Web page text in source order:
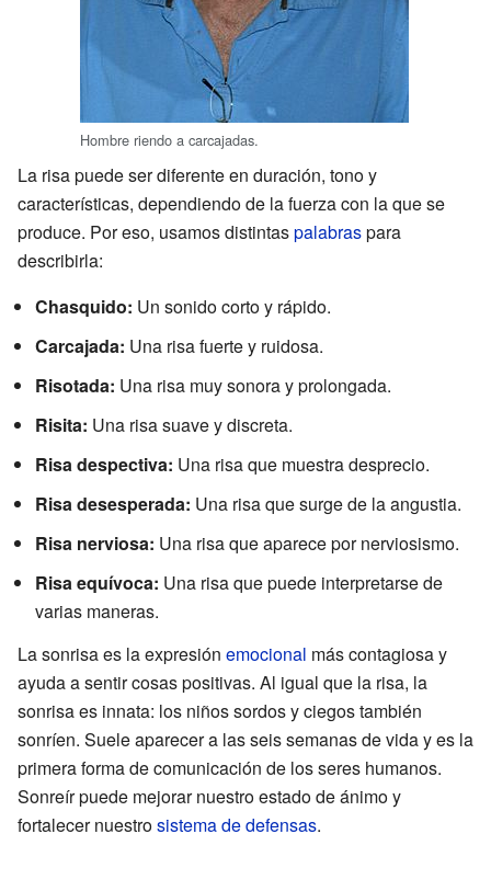
Hombre riendo a carcajadas.
La risa puede ser diferente en duración, tono y
características, dependiendo de la fuerza con la que se
produce. Por eso, usamos distintaspalabraspara
describirla:
Chasquido: Un sonido corto y rápido.
Carcajada: Una risa fuerte y ruidosa.
Risotada: Una risa muy sonora y prolongada.
Risita: Una risa suave y discreta.
Risa despectiva: Una risa que muestra desprecio.
Risa desesperada: Una risa que surge de la angustia.
Risa nerviosa: Una risa que aparece por nerviosismo.
Risa equívoca: Una risa que puede interpretarse de
varias maneras.
La sonrisa es la expresión emocional más contagiosa y
ayuda a sentir cosas positivas. Al igual que la risa, la
sonrisa es innata: los niños sordos y ciegos también
sonríen. Suele aparecer a las seis semanas de vida y es la
primera forma de comunicación de los seres humanos.
Sonreír puede mejorar nuestro estado de ánimo y
fortalecer nuestrosistema de defensas.